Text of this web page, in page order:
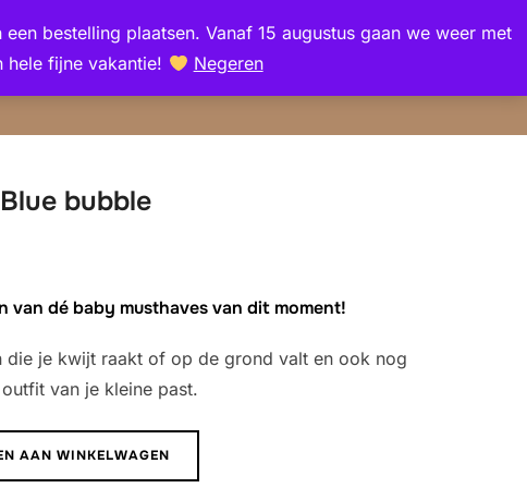
bestelling plaatsen. Vanaf 15 augustus gaan we weer met
hele fijne vakantie!
Negeren
bubble
van dé baby musthaves van dit moment!
die je kwijt raakt of op de grond valt en ook nog
van je kleine past.
AAN WINKELWAGEN